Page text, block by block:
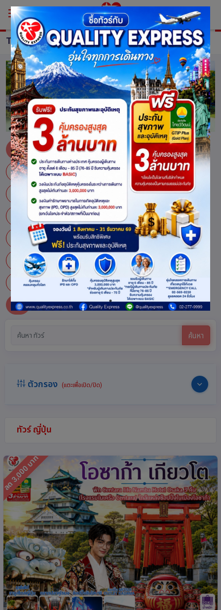
TOUR Japan
ทัวร์ ญี่ปุ่น ไซตามะ กิฟุ เกียวโต คางาวะ
คานางาวะ คิวชู คุมาโมโตะ ซัปโปโร เซนได
ทตโตริ ทาคายาม่า โทะยะมะ นากาโน่
นาโกย่า นิกโก้ ฟุกุชิมะ ฟุกุโอกะ มอนเบสี
มะสึโมะโตะ มิเอะ ยะมะงะตะ ยามากุจิ ยามานาชิ
อะซะฮิกะวะ อะโอะโมะริ อิชิกาวะ อิบารากิ อิวาเตะ
โอซาก้า โอะกินะวะ ฮอกไกโด ฮะโกะดะเตะ ฮิโระชิมะ
ซ่อน
ค้นหา
ตัวกรอง (แตะเพื่อเปิด/ปิด)
ทัวร์ ญี่ปุ่น
ลด 3,000 บาท